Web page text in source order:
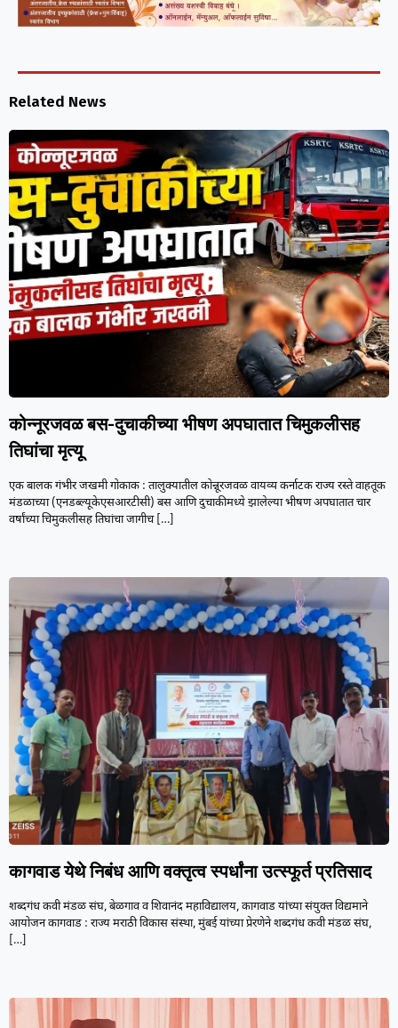
Related News
कोन्नूरजवळ बस-दुचाकीच्या भीषण अपघातात चिमुकलीसह
तिघांचा मृत्यू
एक बालक गंभीर जखमी गोकाक : तालुक्यातील कोन्नूरजवळ वायव्य कर्नाटक राज्य रस्ते वाहतूक
मंडळाच्या (एनडब्ल्यूकेएसआरटीसी) बस आणि दुचाकीमध्ये झालेल्या भीषण अपघातात चार
वर्षांच्या चिमुकलीसह तिघांचा जागीच[…]
कागवाड येथे निबंध आणि वक्तृत्व स्पर्धांना उत्स्फूर्त प्रतिसाद
शब्दगंध कवी मंडळ संघ, बेळगाव व शिवानंद महाविद्यालय, कागवाड यांच्या संयुक्त विद्यमाने
आयोजन कागवाड : राज्य मराठी विकास संस्था, मुंबई यांच्या प्रेरणेने शब्दगंध कवी मंडळ संघ,
[…]